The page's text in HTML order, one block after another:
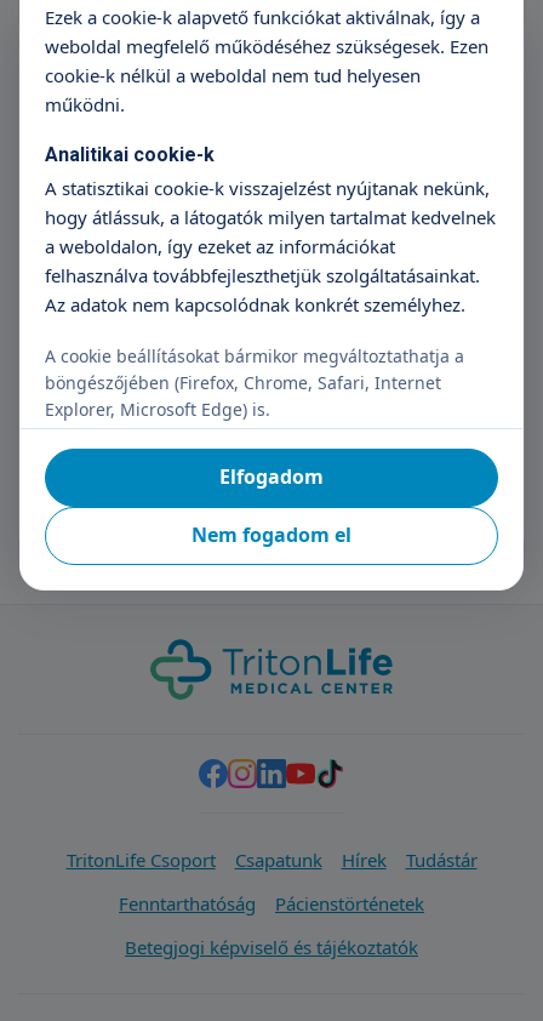
Feliratkozás a Triton
Hírlevélre
Név
E-mail cím
Feliratkozás
Megismertem az adatkezelési tájékoztatót.
Hozzájárulok, hogy Adatkezelő regisztráció céljából
kezelje a személyes adataimat.
TritonLife Csoport Csapatunk Hírek
Tudástár
Fenntarthatóság
Pácienstörténetek
Betegjogi képviselő és tájékoztatók
Ezek a cookie-k alapvető funkciókat aktiválnak, így a
weboldal megfelelő működéséhez szükségesek. Ezen
cookie-k nélkül a weboldal nem tud helyesen
működni.
Analitikai cookie-k
A statisztikai cookie-k visszajelzést nyújtanak nekünk,
hogy átlássuk, a látogatók milyen tartalmat kedvelnek
a weboldalon, így ezeket az információkat
felhasználva továbbfejleszthetjük szolgáltatásainkat.
Az adatok nem kapcsolódnak konkrét személyhez.
A cookie beállításokat bármikor megváltoztathatja a
böngészőjében (Firefox, Chrome, Safari, Internet
Explorer, Microsoft Edge) is.
Nem fogadom el
Elfogadom